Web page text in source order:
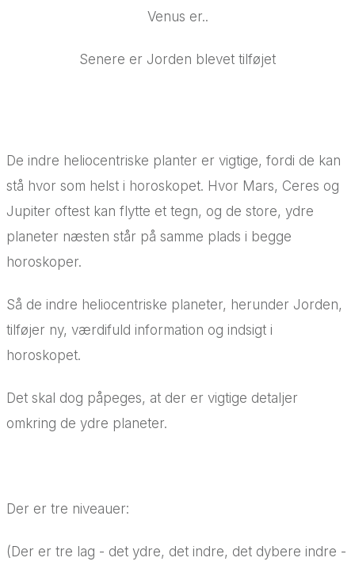
Venus er..
Senere er Jorden blevet tilføjet
De indre heliocentriske planter er vigtige, fordi de kan
stå hvor som helst i horoskopet. Hvor Mars, Ceres og
Jupiter oftest kan flytte et tegn, og de store, ydre
planeter næsten står på samme plads i begge
horoskoper.
Så de indre heliocentriske planeter, herunder Jorden,
tilføjer ny, værdifuld information og indsigt i
horoskopet.
Det skal dog påpeges, at der er vigtige detaljer
omkring de ydre planeter.
Der er tre niveauer:
(Der er tre lag - det ydre, det indre, det dybere indre -